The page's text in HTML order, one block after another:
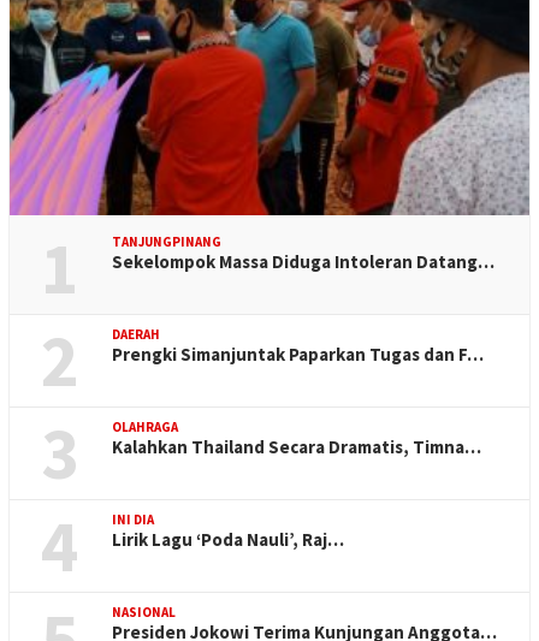
1 TANJUNGPINANG
Sekelompok Massa Diduga Intoleran Datang…
2 DAERAH
Prengki Simanjuntak Paparkan Tugas dan F…
3 OLAHRAGA
Kalahkan Thailand Secara Dramatis, Timna…
4 INI DIA
Lirik Lagu ‘Poda Nauli’, Raj…
NASIONAL
Presiden Jokowi Terima Kunjungan Anggota…